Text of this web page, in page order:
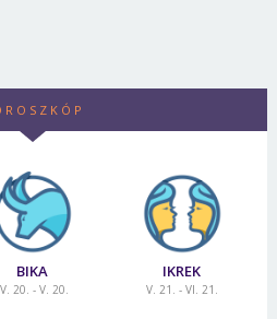
BIKA
20. - V. 20.
IKREK
V. 21. - VI. 21.